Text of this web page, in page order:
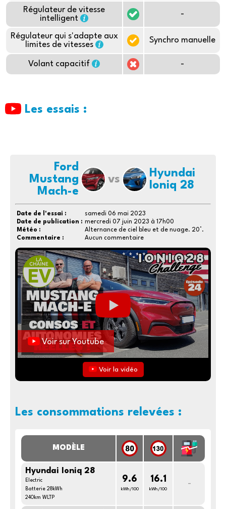
Régulateur de vitesse
intelligent
-
Régulateur qui s'adapte aux
limites de vitesses
Synchro manuelle
Volant capacitif -
Les essais :
Ford
Mustang
Mach-e
vs
Hyundai
Ioniq 28
Date de l'essai :
samedi 06 mai 2023
Date de publication : mercredi 07 juin 2023 à 17h00
Météo :
Alternance de ciel bleu et de nuage. 20°.
Commentaire :
Aucun commentaire
Voir sur Youtube
Voir la vidéo
Les consommations relevées :
MODÈLE
Hyundai Ioniq 28
Electric
Batterie 28kWh
240km WLTP
9.6
kWh/100
16.1
kWh/100
-